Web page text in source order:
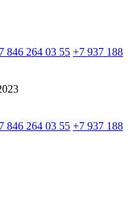
846 264 03 55 +7 937 188
846 264 03 55 +7 937 188